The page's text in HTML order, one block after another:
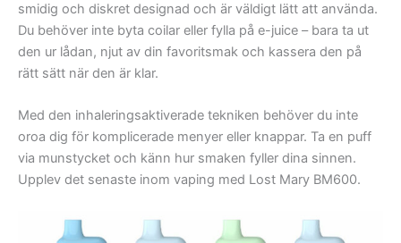
smidig och diskret designad och är väldigt lätt att använda.
Du behöver inte byta coilar eller fylla på e-juice – bara ta ut
den ur lådan, njut av din favoritsmak och kassera den på
rätt sätt när den är klar.
Med den inhaleringsaktiverade tekniken behöver du inte
oroa dig för komplicerade menyer eller knappar. Ta en puff
via munstycket och känn hur smaken fyller dina sinnen.
Upplev det senaste inom vaping med Lost Mary BM600.